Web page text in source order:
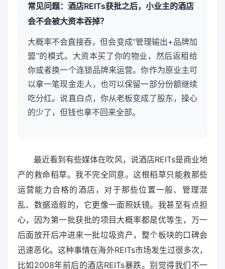
常见问题：酒店REITs获批之后，小业主的酒店
会不会被大资本吞掉？
大概率不会直接吞，但会变成“管理输出+品牌加
盟”的模式。大资本买了你的物业，然后返租给
你或者换一个连锁品牌来运营。你作为原业主可
以拿一笔现金走人，也可以保留一部分份额继续
吃分红。说直白点，你从老板变成了股东，操心
的少了，但钱也拿不回来全部。
最近看到有些媒体在吹风，说酒店REITs是商业地
产的救命稻草。我不完全同意。这根稻草只能救那些
运营能力合格的酒店，对于那些位置一般、管理混
乱、数据造假的，它更像一面照妖镜。我甚至有点担
心，因为第一批获批的项目大概率都是优等生，万一
后面放开后冲进来一批垃圾资产，整个板块的口碑会
迅速恶化。这种事情在海外REITs市场发生过很多次，
比如2008年前后的酒店REITs暴跌。别觉得我们不一